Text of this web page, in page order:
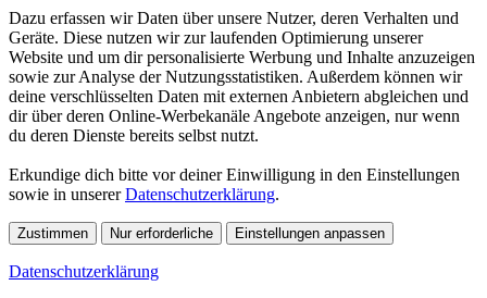
Dazu erfassen wir Daten über unsere Nutzer, deren Verhalten und
Geräte. Diese nutzen wir zur laufenden Optimierung unserer
Website und um dir personalisierte Werbung und Inhalte anzuzeigen
sowie zur Analyse der Nutzungsstatistiken. Außerdem können wir
deine verschlüsselten Daten mit externen Anbietern abgleichen und
dir über deren Online-Werbekanäle Angebote anzeigen, nur wenn
du deren Dienste bereits selbst nutzt.
Erkundige dich bitte vor deiner Einwilligung in den Einstellungen
sowie in unsererDatenschutzerklärung.
Zustimmen Nur erforderliche Einstellungen anpassen
Datenschutzerklärung